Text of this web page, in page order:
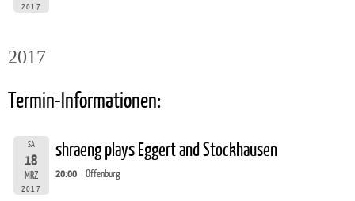
2017
2017
Termin-Informationen:
SA
18
MRZ
2017
shraeng plays Eggert and Stockhausen
20:00 Offenburg